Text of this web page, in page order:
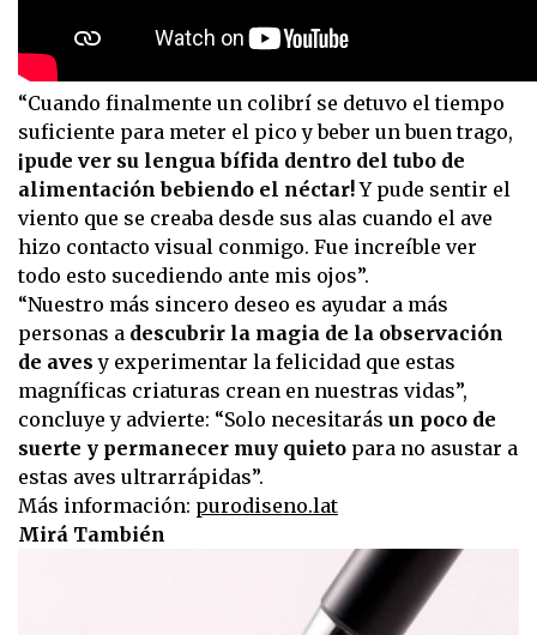
“Cuando finalmente un colibrí se detuvo el tiempo
suficiente para meter el pico y beber un buen trago,
¡pude ver su lengua bífida dentro del tubo de
alimentación bebiendo el néctar!Y pude sentir el
viento que se creaba desde sus alas cuando el ave
hizo contacto visual conmigo. Fue increíble ver
todo esto sucediendo ante mis ojos”.
“Nuestro más sincero deseo es ayudar a más
personas a descubrir la magia de la observación
de avesy experimentar la felicidad que estas
magníficas criaturas crean en nuestras vidas”,
concluye y advierte: “Solo necesitarás un poco de
suerte y permanecer muy quieto para no asustar a
estas aves ultrarrápidas”.
Más información: purodiseno.lat
Mirá También